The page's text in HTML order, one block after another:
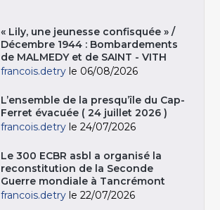
« Lily, une jeunesse confisquée » /
Décembre 1944 : Bombardements
de MALMEDY et de SAINT - VITH
francois.detry le 06/08/2026
L’ensemble de la presqu’île du Cap-
Ferret évacuée ( 24 juillet 2026 )
francois.detry le 24/07/2026
Le 300 ECBR asbl a organisé la
reconstitution de la Seconde
Guerre mondiale à Tancrémont
francois.detry le 22/07/2026